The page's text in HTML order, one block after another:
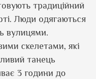
традиційний
Люди одягаються
вулицями.
скелетами, які
танець
3 години до